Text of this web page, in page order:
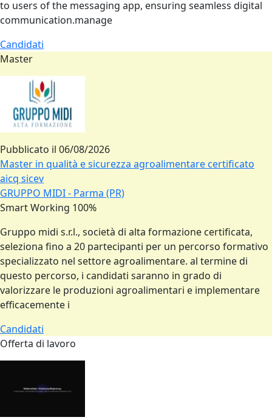
to users of the messaging app, ensuring seamless digital
communication.manage
Candidati
Master
Pubblicato il 06/08/2026
Master in qualità e sicurezza agroalimentare certificato
aicq sicev
GRUPPO MIDI - Parma (PR)
Smart Working 100%
Gruppo midi s.r.l., società di alta formazione certificata,
seleziona fino a 20 partecipanti per un percorso formativo
specializzato nel settore agroalimentare. al termine di
questo percorso, i candidati saranno in grado di
valorizzare le produzioni agroalimentari e implementare
efficacemente i
Candidati
Offerta di lavoro